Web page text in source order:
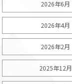
2026年6月
2026年4月
2026年2月
2025年12月